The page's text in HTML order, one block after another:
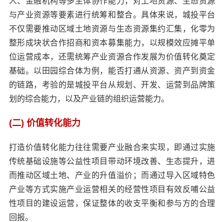
与产业资源等要素进行统筹和整合。具体来说，城投平台
不仅需要推动区域土地资源与生态资源集约汇集，化零为
整形成块状合作招商和资本募集能力，以规模效应摊平单
位运营成本，还需统筹产业资源合作发展为价值转化奠定
基础。以田园综合体为例，能否打通从资源、资产到资金
的链路，考验的是城投平台从规划、开发、运营到品牌策
划的综合能力，以及产业链的组织运营能力。
(二) 价值转化能力
打造价值转化能力往往需要产业融合来实现，即通过实施
传统基础设施等公益性项目带动环境改善、生态提升，进
而推动区域土地、产业的升值溢价；而通过导入区域特色
产业等方式实施产业运营相关的经营性项目有效反哺公益
性项目的建设运营，保证整体的收支平衡和参与方的合理
回报。